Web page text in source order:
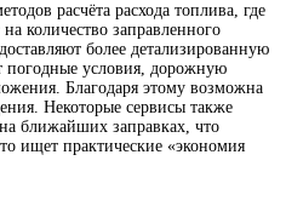
расчёта расхода топлива, где
количество заправленного
более детализированную
условия, дорожную
Благодаря этому возможна
Некоторые сервисы также
ближайших заправках, что
ищет практические «экономия